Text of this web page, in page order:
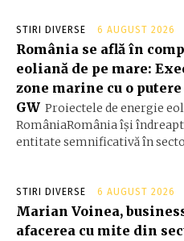
STIRI DIVERSE 6 AUGUST 2026
România se află în
eoliană de pe mare:
zone marine cu o putere
GW Proiectele de energie
RomâniaRomânia își
entitate semnificativă în
STIRI DIVERSE 6 AUGUST 2026
Marian Voinea,
afacerea cu mite din